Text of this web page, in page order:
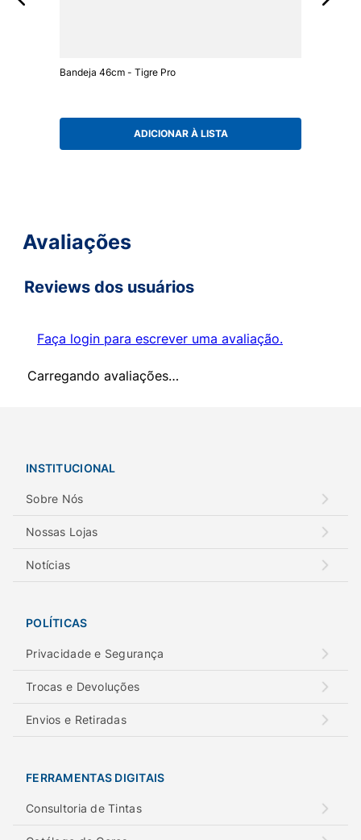
Bandeja 46cm - Tigre Pro
ADICIONAR À LISTA
Avaliações
Reviews dos usuários
Faça login para escrever uma avaliação.
Carregando avaliações…
INSTITUCIONAL
Sobre Nós
Nossas Lojas
Notícias
POLÍTICAS
Privacidade e Segurança
Trocas e Devoluções
Envios e Retiradas
FERRAMENTAS DIGITAIS
Consultoria de Tintas